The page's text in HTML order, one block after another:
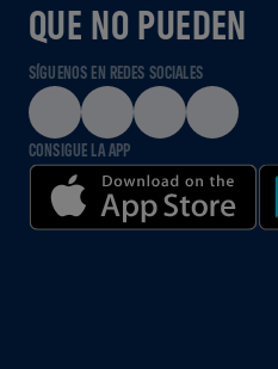
QUE NO PUEDEN
SÍGUENOS EN REDES SOCIALES
CONSIGUE LA APP